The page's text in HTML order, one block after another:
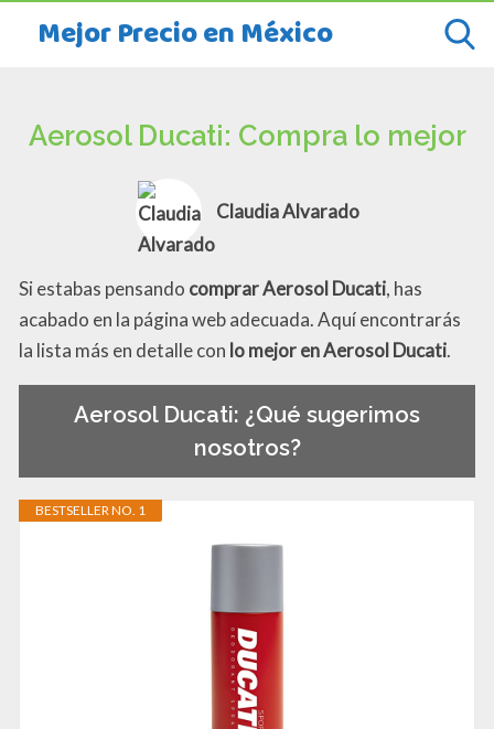
Mejor Precio en México
Aerosol Ducati: Compra lo mejor
Claudia Alvarado
Si estabas pensando comprar Aerosol Ducati, has
acabado en la página web adecuada. Aquí encontrarás
la lista más en detalle con lo mejor en Aerosol Ducati.
Aerosol Ducati: ¿Qué sugerimos
nosotros?
BESTSELLER NO. 1